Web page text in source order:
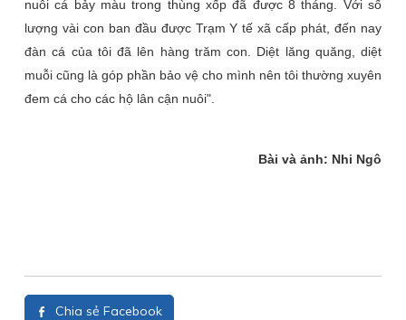
nuôi cá bảy màu trong thùng xốp đã được 8 tháng. Với số
lượng vài con ban đầu được Trạm Y tế xã cấp phát, đến nay
đàn cá của tôi đã lên hàng trăm con. Diệt lăng quăng, diệt
muỗi cũng là góp phần bảo vệ cho mình nên tôi thường xuyên
đem cá cho các hộ lân cận nuôi".
Bài và ảnh: Nhi Ngô
Chia sẻ Facebook